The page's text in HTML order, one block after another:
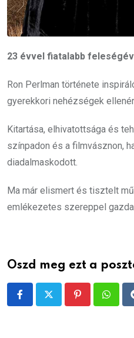
23 évvel fiatalabb
Ron Perlman története
gyerekkori nehézségek
Kitartása, elhivatottsága és
színpadon és a filmvásznon,
diadalmaskodott.
Ma már elismert és tisztelt
emlékezetes szereppel
Oszd meg ezt a
Pinterest